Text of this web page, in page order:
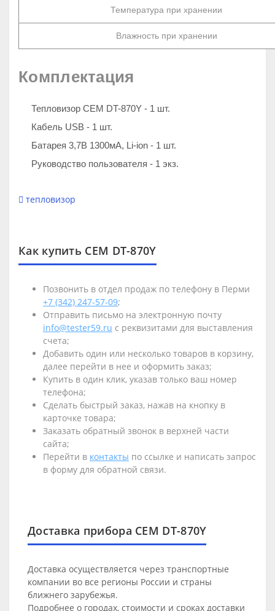
Температура при хранении
Влажность при хранении
Комплектация
Тепловизор CEM DT-870Y - 1 шт.
Кабель USB - 1 шт.
Батарея 3,7В 1300мА, Li-ion - 1 шт.
Руководство пользователя - 1 экз.
тепловизор
Как купить CEM DT-870Y
Позвонить в отдел продаж по телефону в Перми
+7 (342) 247-57-09;
Отправить письмо на электронную почту
info@tester59.ru с реквизитами для выставления
счета;
Добавить один или несколько товаров в корзину,
далее перейти в нее и оформить заказ;
Купить в один клик, указав только ваш номер
телефона;
Сделать быстрый заказ, нажав на кнопку в
карточке товара;
Заказать обратный звонок в верхней части
сайта;
Перейти в контакты по ссылке и написать запрос
в форму для обратной связи.
Доставка прибора CEM DT-870Y
Доставка осуществляется через транспортные
компании во все регионы России и страны
ближнего зарубежья.
Подробнее о городах, стоимости и сроках доставки